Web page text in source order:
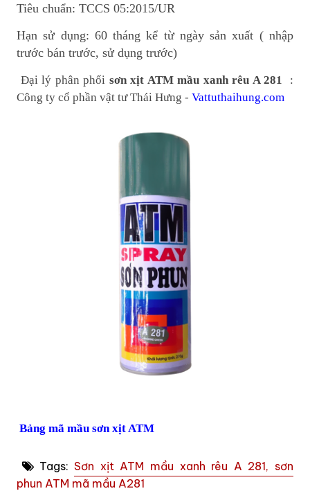
Tiêu chuẩn: TCCS 05:2015/UR
Hạn sử dụng: 60 tháng kể từ ngày sản xuất ( nhập
trước bán trước, sử dụng trước)
Đại lý phân phối sơn xịt ATM mầu xanh rêu A 281
:
Công ty cổ phần vật tư Thái Hưng - Vattuthaihung.com
Bảng mã mầu sơn xịt ATM
Tags: Sơn xịt ATM mầu xanh rêu A 281, sơn
phun ATM mã mầu A281